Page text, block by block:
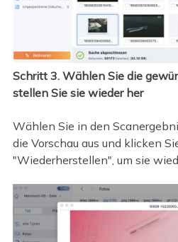
Schritt 3. Wählen Sie die
stellen Sie sie wieder her
Wählen Sie in den
die Vorschau aus und klicken
"Wiederherstellen", um sie